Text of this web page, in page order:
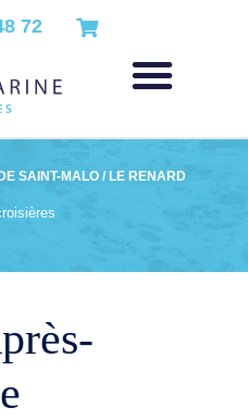
72
SAINT-MALO / LE RENARD